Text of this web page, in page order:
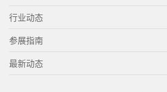
行业动态
参展指南
最新动态